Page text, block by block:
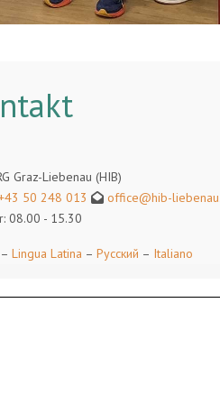
Graz-Liebenau (HIB)
50 248 013
office@hib-
08.00 - 15.30
– Lingua Latina – Русский – Italiano